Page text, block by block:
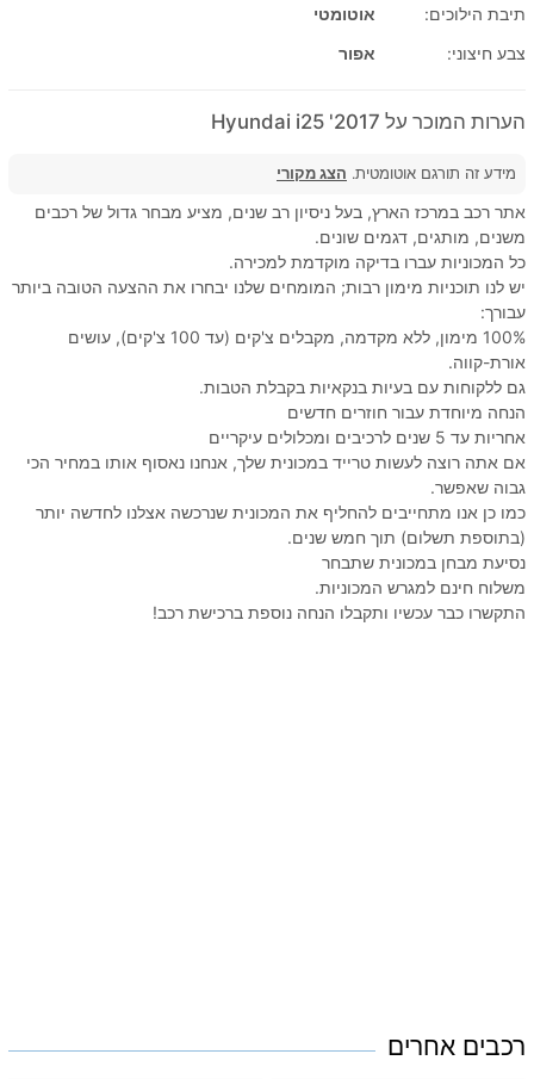
תיבת הילוכים:
אוטומטי
צבע חיצוני:
אפור
הערות המוכר על 2017' Hyundai i25
מידע זה תורגם אוטומטית. הצג מקורי
אתר רכב במרכז הארץ, בעל ניסיון רב שנים, מציע מבחר גדול של רכבים
משנים, מותגים, דגמים שונים.
כל המכוניות עברו בדיקה מוקדמת למכירה.
יש לנו תוכניות מימון רבות; המומחים שלנו יבחרו את ההצעה הטובה ביותר
עבורך:
100% מימון, ללא מקדמה, מקבלים צ'קים (עד 100 צ'קים), עושים
אורת-קווה.
גם ללקוחות עם בעיות בנקאיות בקבלת הטבות.
הנחה מיוחדת עבור חוזרים חדשים
אחריות עד 5 שנים לרכיבים ומכלולים עיקריים
אם אתה רוצה לעשות טרייד במכונית שלך, אנחנו נאסוף אותו במחיר הכי
גבוה שאפשר.
כמו כן אנו מתחייבים להחליף את המכונית שנרכשה אצלנו לחדשה יותר
(בתוספת תשלום) תוך חמש שנים.
נסיעת מבחן במכונית שתבחר
משלוח חינם למגרש המכוניות.
התקשרו כבר עכשיו ותקבלו הנחה נוספת ברכישת רכב!
רכבים אחרים